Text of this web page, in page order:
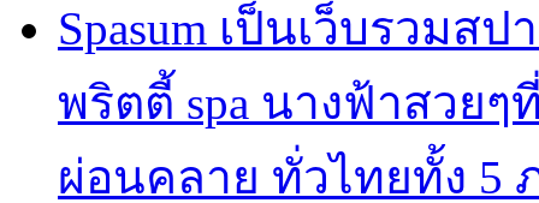
Spasum เป็นเว็บรวม
พริตตี้ spa นางฟ้าสวย
ผ่อนคลาย ทั่วไทยทั้ง 5